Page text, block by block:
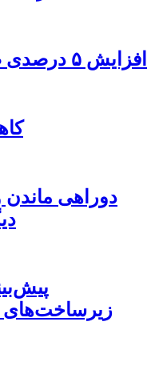
افزایش ۵ درصدی ظرفیت قطارهای اربعین
دوراهی ماندن
زیرساخت‌های